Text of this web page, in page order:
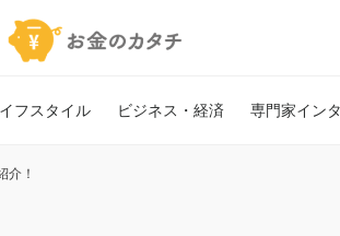
フスタイル ビジネス・経済 専門家イン
介！